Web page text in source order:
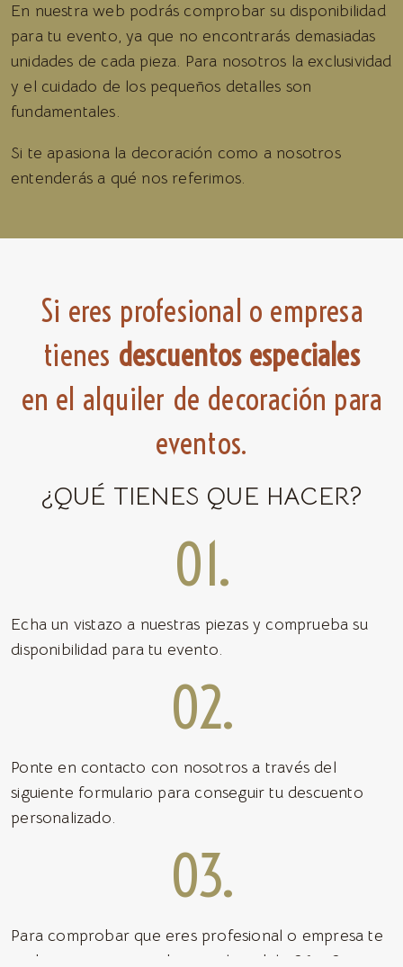
En nuestra web podrás comprobar su disponibilidad
para tu evento, ya que no encontrarás demasiadas
unidades de cada pieza. Para nosotros la exclusividad
y el cuidado de los pequeños detalles son
fundamentales.
Si te apasiona la decoración como a nosotros
entenderás a qué nos referimos.
Si eres profesional o empresa
tienes descuentos especiales
en el alquiler de decoración para
eventos.
¿QUÉ TIENES QUE HACER?
01.
Echa un vistazo a nuestras piezas y comprueba su
disponibilidad para tu evento.
02.
Ponte en contacto con nosotros a través del
siguiente formulario para conseguir tu descuento
personalizado.
03.
Para comprobar que eres profesional o empresa te
pediremos que nos adjuntes el modelo
36 o 37.